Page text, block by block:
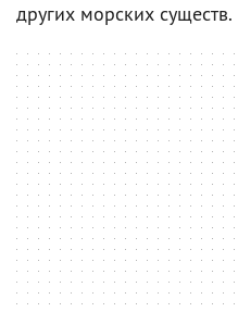
других морских существ.